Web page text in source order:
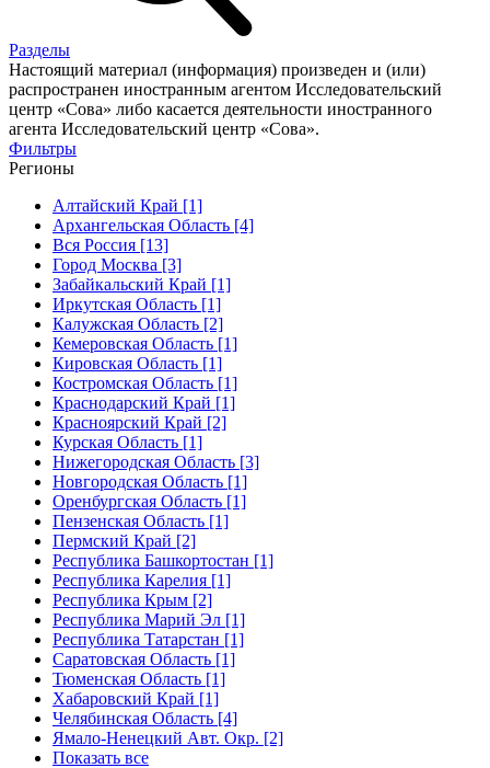
Разделы
Настоящий материал (информация) произведен и (или)
распространен иностранным агентом Исследовательский
центр «Сова» либо касается деятельности иностранного
агента Исследовательский центр «Сова».
Фильтры
Регионы
Алтайский Край [1]
Архангельская Область [4]
Вся Россия [13]
Город Москва [3]
Забайкальский Край [1]
Иркутская Область [1]
Калужская Область [2]
Кемеровская Область [1]
Кировская Область [1]
Костромская Область [1]
Краснодарский Край [1]
Красноярский Край [2]
Курская Область [1]
Нижегородская Область [3]
Новгородская Область [1]
Оренбургская Область [1]
Пензенская Область [1]
Пермский Край [2]
Республика Башкортостан [1]
Республика Карелия [1]
Республика Крым [2]
Республика Марий Эл [1]
Республика Татарстан [1]
Саратовская Область [1]
Тюменская Область [1]
Хабаровский Край [1]
Челябинская Область [4]
Ямало-Ненецкий Авт. Окр. [2]
Показать все